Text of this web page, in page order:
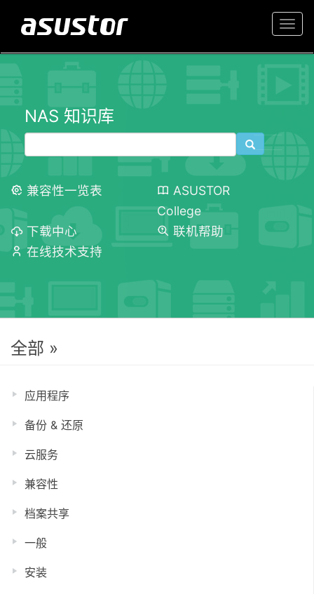
NAS 知识库
兼容性一览表
ASUSTOR
College
下载中心
联机帮助
在线技术支持
全部 »
应用程序
备份 & 还原
云服务
兼容性
档案共享
一般
安装